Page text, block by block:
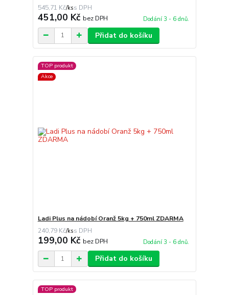
545,71 Kč/ks
451,00 Kč bez DPH Dodání 3 - 6 dnů.
Přidat do košíku
TOP produkt
Akce
Ladi Plus na nádobí Oranž 5kg + 750ml ZDARMA
240,79 Kč/ks
199,00 Kč bez DPH Dodání 3 - 6 dnů.
Přidat do košíku
TOP produkt